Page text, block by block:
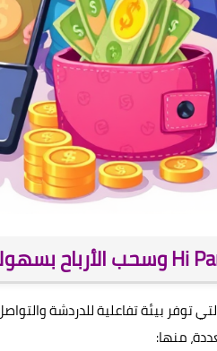
توفر بيئة تفاعلية للدردشة
منها: